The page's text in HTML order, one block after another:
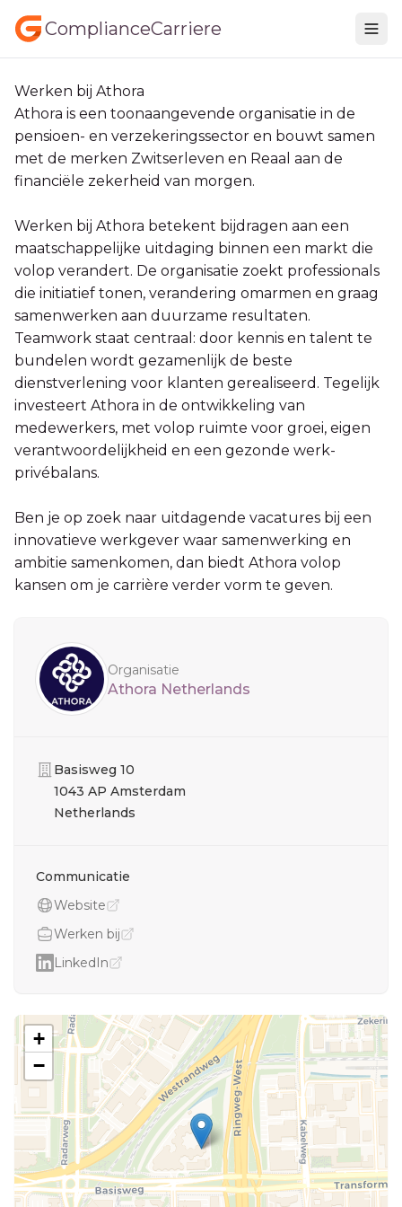
ComplianceCarriere
Werken bij Athora
Athora is een toonaangevende organisatie in de
pensioen- en verzekeringssector en bouwt samen
met de merken Zwitserleven en Reaal aan de
financiële zekerheid van morgen.
Werken bij Athora betekent bijdragen aan een
maatschappelijke uitdaging binnen een markt die
volop verandert. De organisatie zoekt professionals
die initiatief tonen, verandering omarmen en graag
samenwerken aan duurzame resultaten.
Teamwork staat centraal: door kennis en talent te
bundelen wordt gezamenlijk de beste
dienstverlening voor klanten gerealiseerd. Tegelijk
investeert Athora in de ontwikkeling van
medewerkers, met volop ruimte voor groei, eigen
verantwoordelijkheid en een gezonde werk-
privébalans.
Ben je op zoek naar uitdagende vacatures bij een
innovatieve werkgever waar samenwerking en
ambitie samenkomen, dan biedt Athora volop
kansen om je carrière verder vorm te geven.
Organisatie
Athora Netherlands
Organisatie
Basisweg 10
1043 AP Amsterdam
Netherlands
Communicatie
Website
Werken bij
LinkedIn
+
−